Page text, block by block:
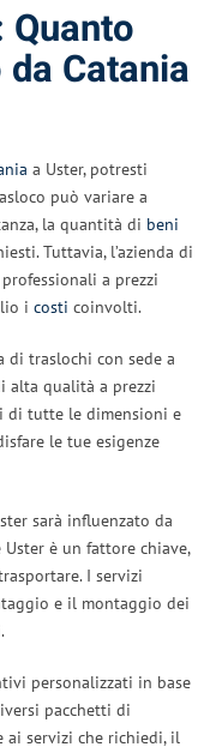
Catania
a Uster, potresti
può variare a
la quantità di beni
Tuttavia, l’azienda di
a prezzi
i costi coinvolti.
di traslochi con sede a
alta qualità a prezzi
di tutte le dimensioni e
le tue esigenze
sarà influenzato da
è un fattore chiave,
I servizi
e il montaggio dei
personalizzati in base
pacchetti di
ai servizi che richiedi, il